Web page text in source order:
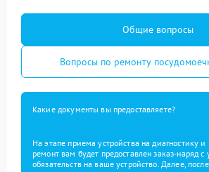
Общие вопросы
Вопросы по ремонту
Какие документы вы предоставляете?
На этапе приема устройства на диагностику
ремонт вам будет предоставлен заказ-наряд
обязательств на ваше устройство. Далее,